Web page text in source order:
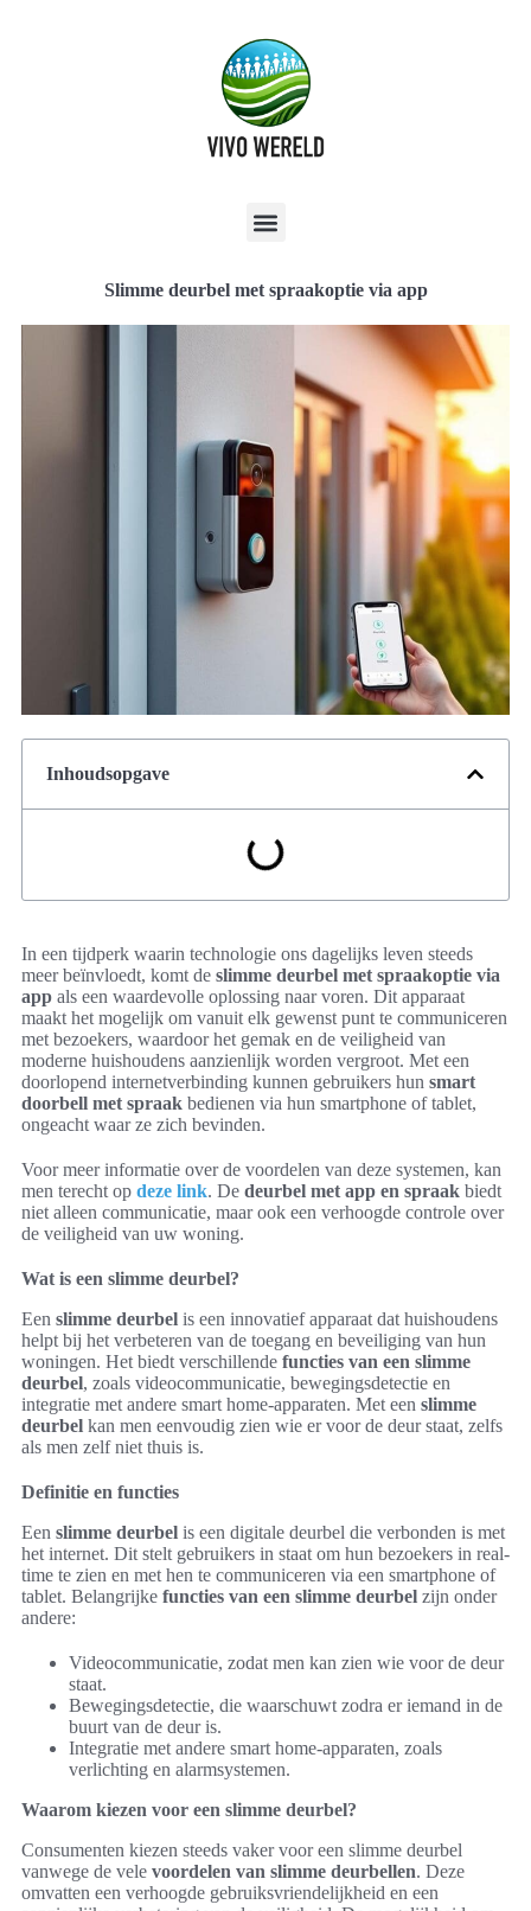
Slimme deurbel met spraakoptie via app
Inhoudsopgave
In een tijdperk waarin technologie ons dagelijks leven steeds
meer beïnvloedt, komt de slimme deurbel met spraakoptie via
app als een waardevolle oplossing naar voren. Dit apparaat
maakt het mogelijk om vanuit elk gewenst punt te communiceren
met bezoekers, waardoor het gemak en de veiligheid van
moderne huishoudens aanzienlijk worden vergroot. Met een
doorlopend internetverbinding kunnen gebruikers hun smart
doorbell met spraak bedienen via hun smartphone of tablet,
ongeacht waar ze zich bevinden.
Voor meer informatie over de voordelen van deze systemen, kan
men terecht op deze link. De deurbel met app en spraak biedt
niet alleen communicatie, maar ook een verhoogde controle over
de veiligheid van uw woning.
Wat is een slimme deurbel?
Een slimme deurbel is een innovatief apparaat dat huishoudens
helpt bij het verbeteren van de toegang en beveiliging van hun
woningen. Het biedt verschillende functies van een slimme
deurbel, zoals videocommunicatie, bewegingsdetectie en
integratie met andere smart home-apparaten. Met een slimme
deurbel kan men eenvoudig zien wie er voor de deur staat, zelfs
als men zelf niet thuis is.
Definitie en functies
Een slimme deurbel is een digitale deurbel die verbonden is met
het internet. Dit stelt gebruikers in staat om hun bezoekers in real-
time te zien en met hen te communiceren via een smartphone of
tablet. Belangrijke functies van een slimme deurbel zijn onder
andere:
Videocommunicatie, zodat men kan zien wie voor de deur
staat.
Bewegingsdetectie, die waarschuwt zodra er iemand in de
buurt van de deur is.
Integratie met andere smart home-apparaten, zoals
verlichting en alarmsystemen.
Waarom kiezen voor een slimme deurbel?
Consumenten kiezen steeds vaker voor een slimme deurbel
vanwege de vele voordelen van slimme deurbellen. Deze
omvatten een verhoogde gebruiksvriendelijkheid en een